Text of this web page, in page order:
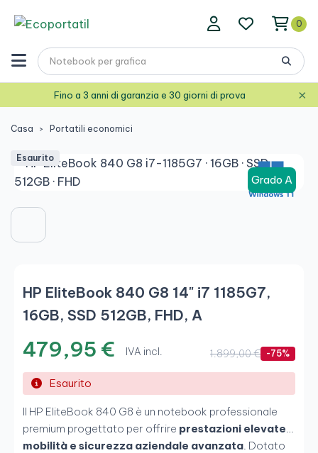
0
Fino a 3 anni di garanzia e 30 giorni di prova ×
Casa Portatili economici
Grado A
Esaurito
HP EliteBook 840 G8 14" i7 1185G7,
16GB, SSD 512GB, FHD, A
479,95 € IVA incl. 1.899,00 € -75%
Esaurito
Il HP EliteBook 840 G8 è un notebook professionale
premium progettato per offrire prestazioni elevate,
mobilità e sicurezza aziendale avanzata. Dotato